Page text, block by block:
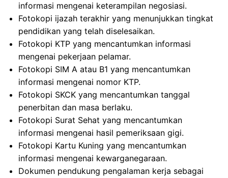
informasi mengenai keterampilan negosiasi.
Fotokopi ijazah terakhir yang menunjukkan tingkat
pendidikan yang telah diselesaikan.
Fotokopi KTP yang mencantumkan informasi
mengenai pekerjaan pelamar.
Fotokopi SIM A atau B1 yang mencantumkan
informasi mengenai nomor KTP.
Fotokopi SKCK yang mencantumkan tanggal
penerbitan dan masa berlaku.
Fotokopi Surat Sehat yang mencantumkan
informasi mengenai hasil pemeriksaan gigi.
Fotokopi Kartu Kuning yang mencantumkan
informasi mengenai kewarganegaraan.
Dokumen pendukung pengalaman kerja sebagai